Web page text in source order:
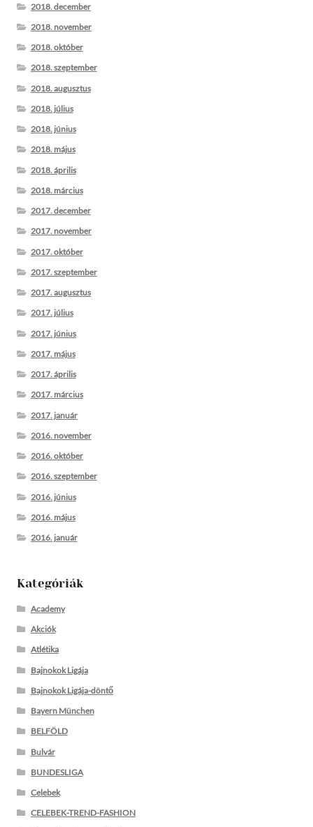
2018. december
2018. november
2018. október
2018. szeptember
2018. augusztus
2018. július
2018. június
2018. május
2018. április
2018. március
2017. december
2017. november
2017. október
2017. szeptember
2017. augusztus
2017. július
2017. június
2017. május
2017. április
2017. március
2017. január
2016. november
2016. október
2016. szeptember
2016. június
2016. május
2016. január
Kategóriák
Academy
Akciók
Atlétika
Bajnokok Ligája
Bajnokok Ligája-döntő
Bayern München
BELFÖLD
Bulvár
BUNDESLIGA
Celebek
CELEBEK-TREND-FASHION